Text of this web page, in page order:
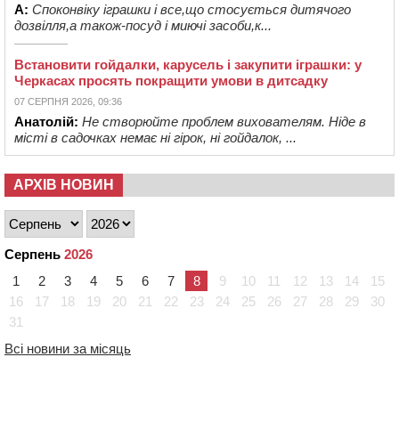
А: Споконвіку іграшки і все,що стосується дитячого
дозвілля,а також-посуд і миючі засоби,к...
Встановити гойдалки, карусель і закупити іграшки: у
Черкасах просять покращити умови в дитсадку
07 СЕРПНЯ 2026, 09:36
Анатолій: Не створюйте проблем вихователям. Ніде в
місті в садочках немає ні гірок, ні гойдалок, ...
АРХІВ НОВИН
Серпень 2026
1
2 3 4 5 6 7 8 9 10 11 12 13 14
15
16
17 18 19 20 21 22 23 24 25 26 27 28 29
30
31
Всі новини за місяць